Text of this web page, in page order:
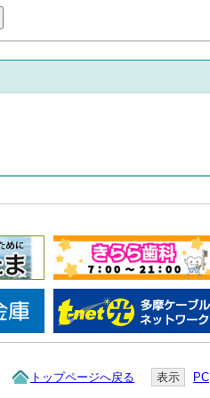
トップページへ戻る 表示 PC